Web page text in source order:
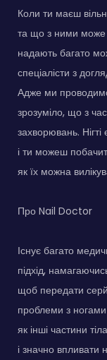
Коли ти маєш
та що з ними може
надають багато
спеціалісти з
Адже ми
зрозуміло, що з
захворювань.
і ти можеш
як їх можна
Про Nail Doctor
Існує багато
підхід,
щоб передати
проблеми з
як інші частини
і значно впливати